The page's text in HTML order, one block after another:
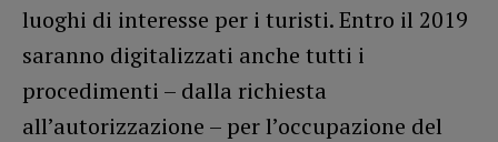
luoghi di interesse per i turisti. Entro il 2019
saranno digitalizzati anche tutti i
procedimenti – dalla richiesta
all’autorizzazione – per l’occupazione del